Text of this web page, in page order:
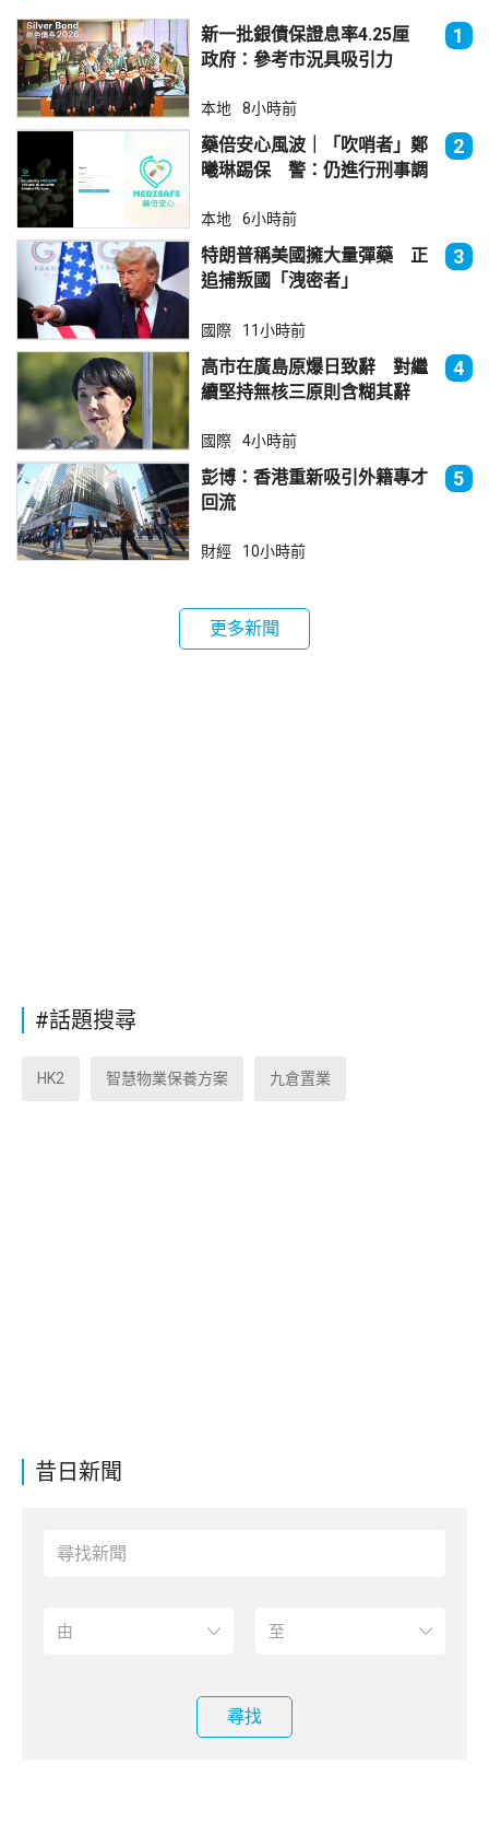
昔日新聞
尋找
新一批銀債保證息率4.25厘
政府：參考市況具吸引力
1
本地 8小時前
藥倍安心風波｜「吹哨者」鄭
曦琳踢保 警：仍進行刑事調
2
本地 6小時前
特朗普稱美國擁大量彈藥 正
追捕叛國「洩密者」
3
國際 11小時前
高市在廣島原爆日致辭 對繼
續堅持無核三原則含糊其辭
4
國際 4小時前
彭博：香港重新吸引外籍專才
回流
5
財經 10小時前
更多新聞
#話題搜尋
HK2 智慧物業保養方案 九倉置業